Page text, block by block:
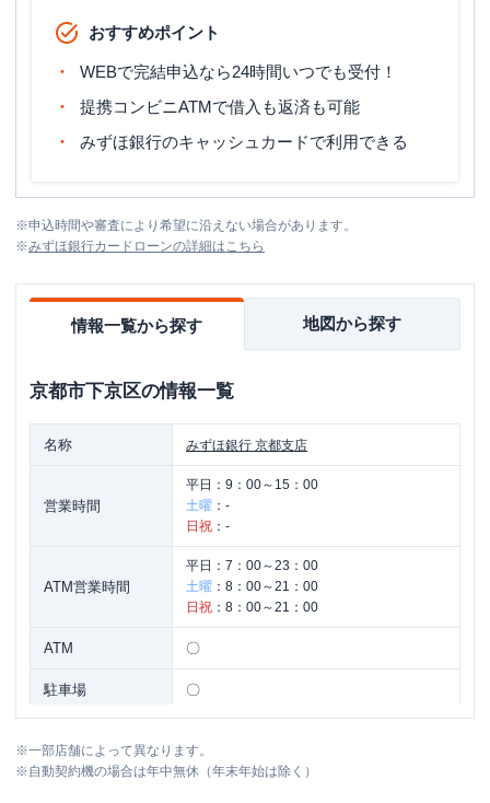
おすすめポイント
WEBで完結申込なら24時間いつでも受付！
提携コンビニATMで借入も返済も可能
みずほ銀行のキャッシュカードで利用できる
※申込時間や審査により希望に沿えない場合があります。
※みずほ銀行カードローンの詳細はこちら
情報一覧から探す 地図から探す
京都市下京区の情報一覧
名称 みずほ銀行 京都支店
営業時間
平日： 9：00～15：00
土曜 ： -
日祝 ： -
ATM営業時間
平日： 7：00～23：00
土曜 ： 8：00～21：00
日祝 ： 8：00～21：00
ATM 〇
駐車場 〇
住所
鉾町20
※一部店舗によって異なります。
※自動契約機の場合は年中無休（年末年始は除く）